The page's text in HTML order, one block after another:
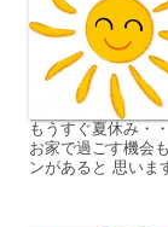
もうすぐ夏休み・
お家で過ごす機会
ンがあると 思いま